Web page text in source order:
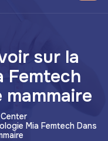
sur la
Femtech
Mia Femtech Dans